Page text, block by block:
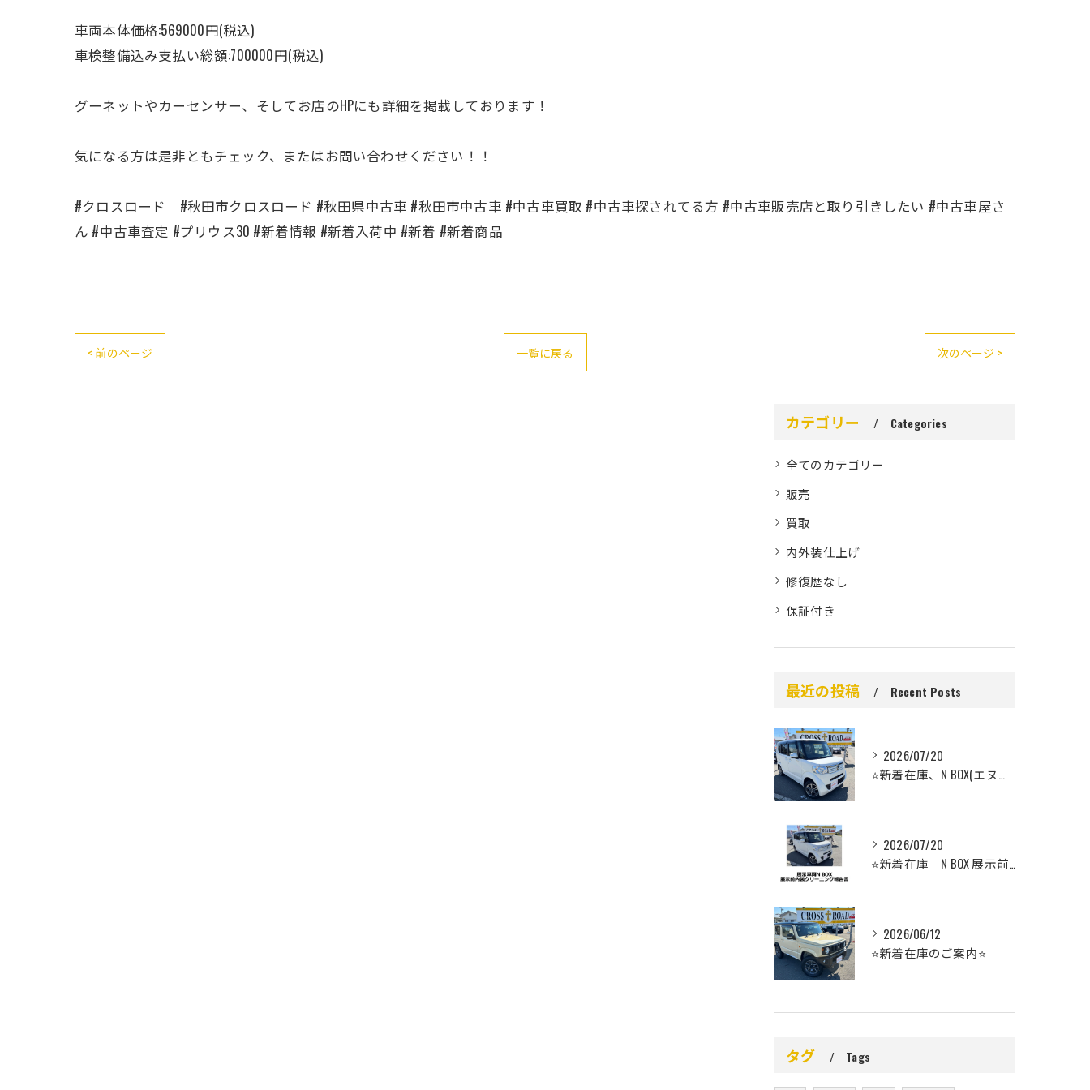
車両本体価格:569000円(税込)
車検整備込み支払い総額:700000円(税込)
グーネットやカーセンサー、そしてお店のHPにも詳細を掲載しております！
気になる方は是非ともチェック、またはお問い合わせください！！
#クロスロード #秋田市クロスロード #秋田県中古車 #秋田市中古車 #中古車買取 #中古車探されてる方 #中古車販売店と取り引きしたい #中古車屋さ
ん #中古車査定 #プリウス30 #新着情報 #新着入荷中 #新着 #新着商品
< 前のページ 一覧に戻る 次のページ >
カテゴリー Categories
全てのカテゴリー
販売
買取
内外装仕上げ
修復歴なし
保証付き
最近の投稿 Recent Posts
2026/07/20
⭐️新着在庫、N BOX(エヌボックス）のご案内⭐️
2026/07/20
⭐️新着在庫 N BOX 展示前車内クリーニング⭐️
2026/06/12
⭐️新着在庫のご案内⭐️
タグ Tags